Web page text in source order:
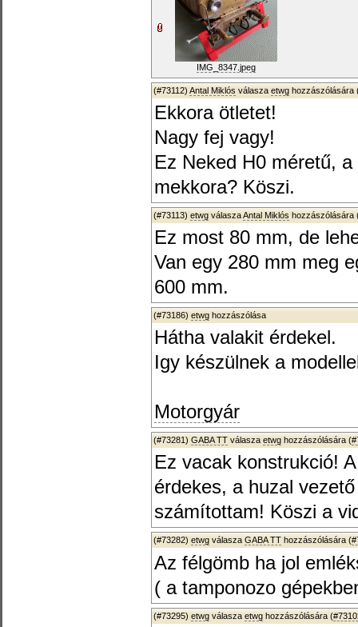
IMG_8347.jpeg
(#73112) Antal Miklós válasza etwg hozzászólására
Ekkora ötletet!
Nagy fej vagy!
Ez Neked H0 méretű,
mekkora? Köszi.
(#73113) etwg válaszaAntal Miklós hozzászólására
Ez most 80 mm, de
Van egy 280 mm meg
600 mm.
(#73186) etwg hozzászólása
Hátha valakit érdekel.
Igy készülnek a
Motorgyár
(#73281) GABA TT válasza etwg hozzászólására (
Ez vacak konstrukció!
érdekes, a huzal
számítottam! Köszi a
(#73282) etwg válasza GABA TT hozzászólására (
Az félgömb ha jol
( a tamponozo
(#73295) etwg válasza etwg hozzászólására (